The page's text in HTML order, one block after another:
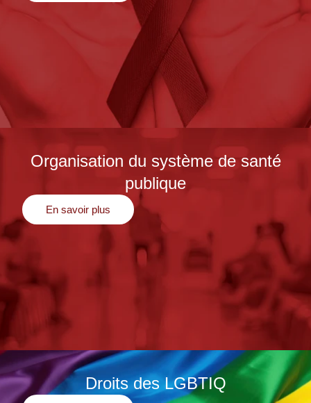
Organisation du système de santé
publique
En savoir plus
Droits des LGBTIQ